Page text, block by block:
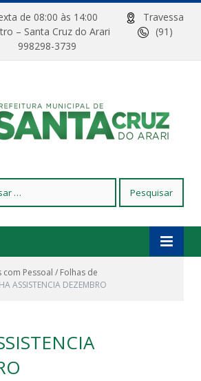
de 08:00 às 14:00
Travessa
– Santa Cruz do Arari
(91)
998298-3739
com Pessoal / Folhas de
ASSISTENCIA DEZEMBRO